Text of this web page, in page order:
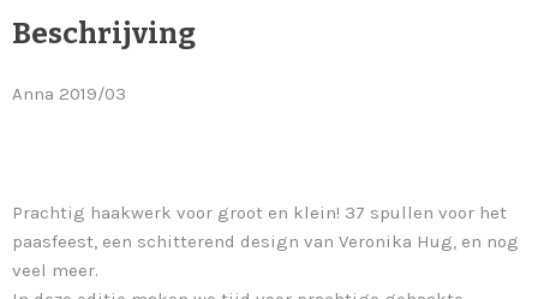
Beschrijving
Anna 2019/03
Prachtig haakwerk voor groot en klein! 37 spullen voor het
paasfeest, een schitterend design van Veronika Hug, en nog
veel meer.